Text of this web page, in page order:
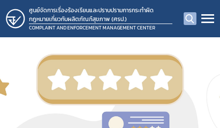
ศูนย์จัดการเรื่องร้องเรียนและปราบปรามการกระทำผิด
กฎหมายเกี่ยวกับผลิตภัณฑ์สุขภาพ (ศรป.)
COMPLAINT AND ENFORCEMENT MANAGEMENT CENTER